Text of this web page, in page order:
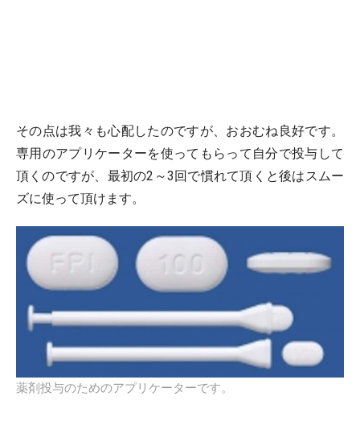
その点は我々も心配したのですが、おおむね良好です。
専用のアプリケーターを使ってもらって自分で投与して
頂くのですが、最初の2～3回で慣れて頂くと後はスムー
ズに使って頂けます。
薬剤投与のためのアプリケーターです。